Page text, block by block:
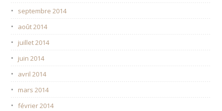
septembre 2014
août 2014
juillet 2014
juin 2014
avril 2014
mars 2014
février 2014